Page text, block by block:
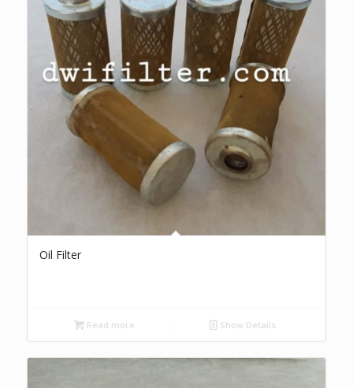
Oil Filter
Read more Show Details